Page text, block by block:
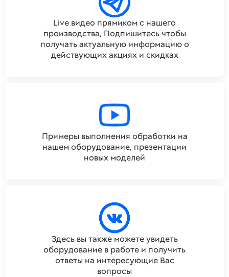
Live видео прямиком с нашего
производства, Подпишитесь чтобы
получать актуальную информацию о
действующих акциях и скидках
Примеры выполнения обработки на
нашем оборудование, презентации
новых моделей
Здесь вы также можете увидеть
оборудование в работе и получить
ответы на интересующие Вас
вопросы